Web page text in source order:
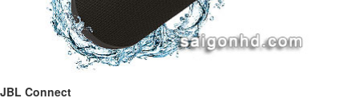
JBL Connect